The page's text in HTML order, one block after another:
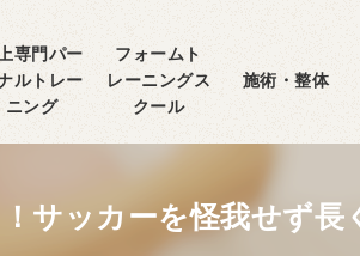
専門パー
ルトレー
ニング
フォームト
レーニングス
クール
施術・整体
サッカーを怪我せず